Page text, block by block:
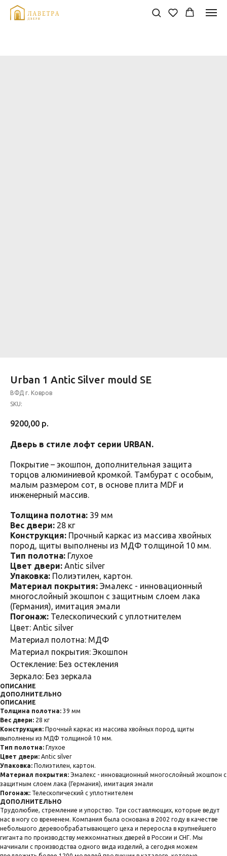
Urban 1 Antic Silver mould SE
ВФД г. Ковров
SKU:
9200,00 р.
Дверь в стиле лофт серии URBAN.
Покрытие – экошпон, дополнительная защита
торцов алюминиевой кромкой. Тамбурат с особым,
малым размером сот, в основе плита MDF и
инженерный массив.
Толщина полотна: 39 мм
Вес двери: 28 кг
Конструкция: Прочный каркас из массива хвойных
пород, щиты выполнены из МДФ толщиной 10 мм.
Тип полотна: Глухое
Цвет двери: Antic silver
Упаковка: Полиэтилен, картон.
Материал покрытия: Эмалекс - инновационный
многослойный экошпон с защитным слоем лака
(Германия), имитация эмали
Погонаж: Телескопический с уплотнителем
Цвет: Antic silver
Материал полотна: МДФ
Материал покрытия: Экошпон
Остекление: Без остекления
Зеркало: Без зеркала
ОПИСАНИЕ
ДОПОЛНИТЕЛЬНО
ОПИСАНИЕ
Толщина полотна: 39 мм
Вес двери: 28 кг
Конструкция: Прочный каркас из массива хвойных пород, щиты
выполнены из МДФ толщиной 10 мм.
Тип полотна: Глухое
Цвет двери: Antic silver
Упаковка: Полиэтилен, картон.
Материал покрытия: Эмалекс - инновационный многослойный экошпон с
защитным слоем лака (Германия), имитация эмали
Погонаж: Телескопический с уплотнителем
ДОПОЛНИТЕЛЬНО
Трудолюбие, стремление и упорство. Три составляющих, которые ведут
нас в ногу со временем. Компания была основана в 2002 году в качестве
небольшого деревообрабатывающего цеха и переросла в крупнейшего
гиганта по производству межкомнатных дверей в России и СНГ. Мы
начинали с производства одного вида изделий, а сегодня можем